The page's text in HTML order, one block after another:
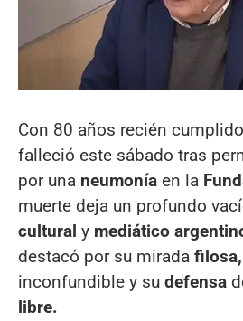
Con 80 años recién
falleció este sábado tras
por una neumonía en la
muerte deja un profundo
cultural y mediático
destacó por su mirada filosa,
inconfundible y su defensa
libre.